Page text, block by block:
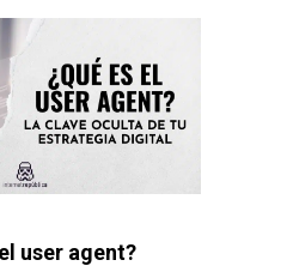
user agent?